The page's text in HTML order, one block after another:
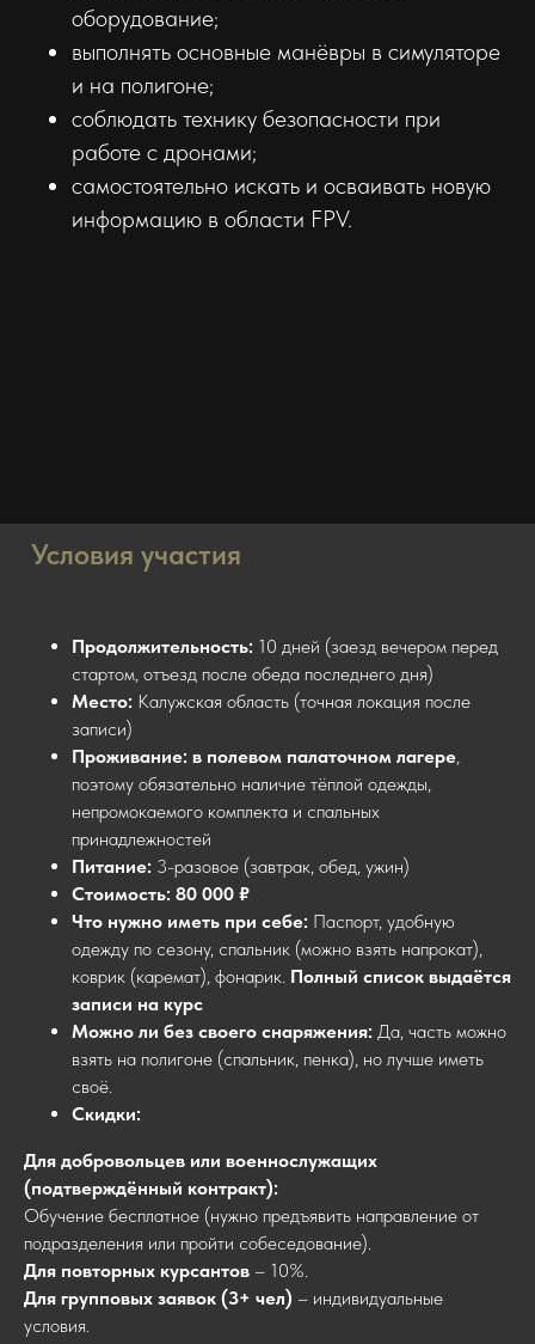
оборудование;
выполнять основные манёвры в симуляторе
и на полигоне;
соблюдать технику безопасности при
работе с дронами;
самостоятельно искать и осваивать новую
информацию в области FPV.
Условия участия
Продолжительность: 10 дней (заезд вечером перед
стартом, отъезд после обеда последнего дня)
Место: Калужская область (точная локация после
записи)
Проживание: в полевом палаточном лагере,
поэтому обязательно наличие тёплой одежды,
непромокаемого комплекта и спальных
принадлежностей
Питание: 3-разовое (завтрак, обед, ужин)
Стоимость: 80 000 ₽
Что нужно иметь при себе: Паспорт, удобную
одежду по сезону, спальник (можно взять напрокат),
коврик (каремат), фонарик. Полный список выдаётся
записи на курс
Можно ли без своего снаряжения: Да, часть можно
взять на полигоне (спальник, пенка), но лучше иметь
своё.
Скидки:
Для добровольцев или военнослужащих
(подтверждённый контракт):
Обучение бесплатное (нужно предъявить направление от
подразделения или пройти собеседование).
Для повторных курсантов – 10%.
Для групповых заявок (3+ чел) – индивидуальные
условия.